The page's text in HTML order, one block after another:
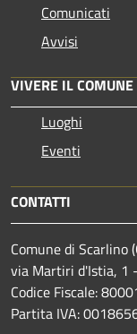
Comunicati
Avvisi
VIVERE IL COMUNE
Luoghi
Eventi
CONTATTI
Comune di Scarlino
via Martiri d'Istia, 1
Codice Fiscale:
Partita IVA: